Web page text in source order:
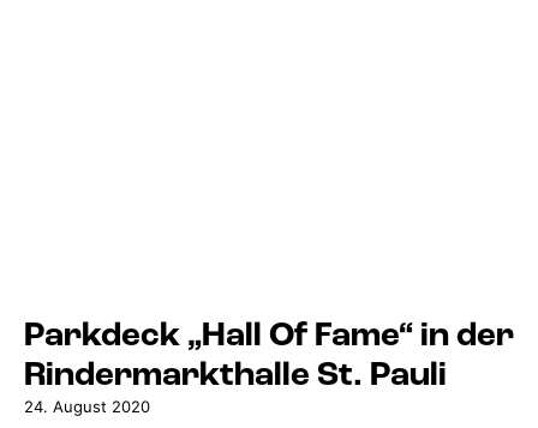
Parkdeck „Hall Of Fame“ in der
Rindermarkthalle St. Pauli
24. August 2020